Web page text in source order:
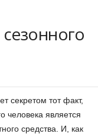
секретом тот факт,
человека является
средства. И, как